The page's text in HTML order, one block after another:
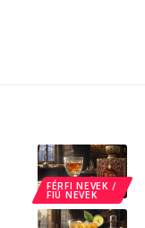
FÉRFI NEVEK /
FIÚ NEVEK